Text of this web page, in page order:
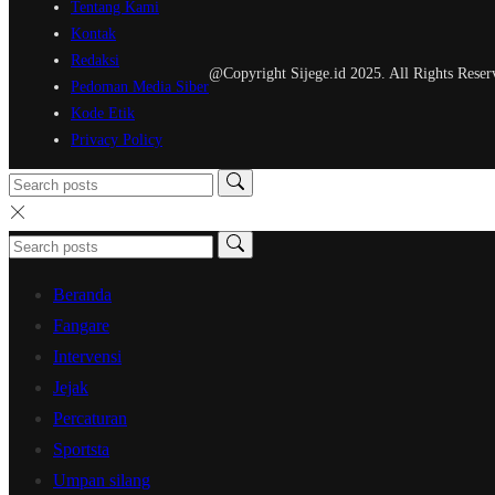
Tentang Kami
Kontak
Redaksi
Pedoman Media Siber
Kode Etik
Privacy Policy
@Copyright Sijege.id 2025. All Rights
Beranda
Fangare
Intervensi
Jejak
Percaturan
Sportsta
Umpan silang